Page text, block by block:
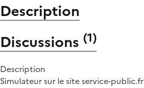
Description
Discussions (1)
Description
Simulateur sur le site service-public.fr